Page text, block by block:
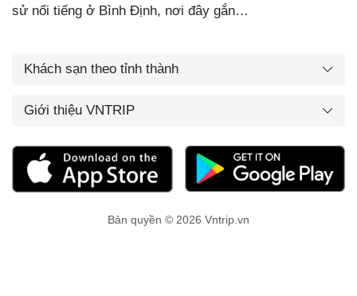
sử nổi tiếng ở Bình Định, nơi đây gắn…
Khách sạn theo tỉnh thành
Giới thiệu VNTRIP
Bản quyền © 2026 Vntrip.vn